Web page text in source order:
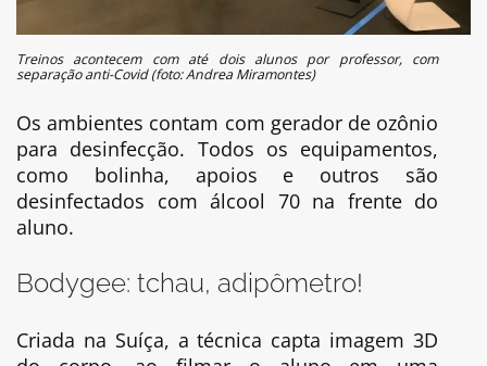
Treinos acontecem com até dois alunos por professor, com
separação anti-Covid (foto: Andrea Miramontes)
Os ambientes contam com gerador de ozônio
para desinfecção. Todos os equipamentos,
como bolinha, apoios e outros são
desinfectados com álcool 70 na frente do
aluno.
Bodygee: tchau, adipômetro!
Criada na Suíça, a técnica capta imagem 3D